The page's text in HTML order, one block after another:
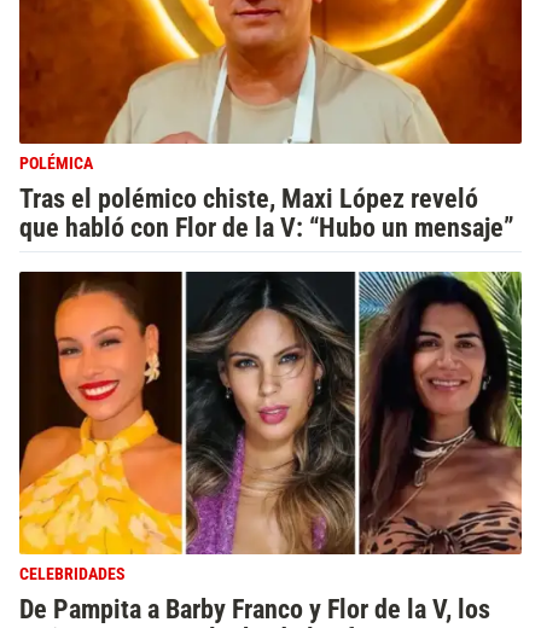
POLÉMICA
Tras el polémico chiste, Maxi López reveló
que habló con Flor de la V: “Hubo un mensaje”
CELEBRIDADES
De Pampita a Barby Franco y Flor de la V, los